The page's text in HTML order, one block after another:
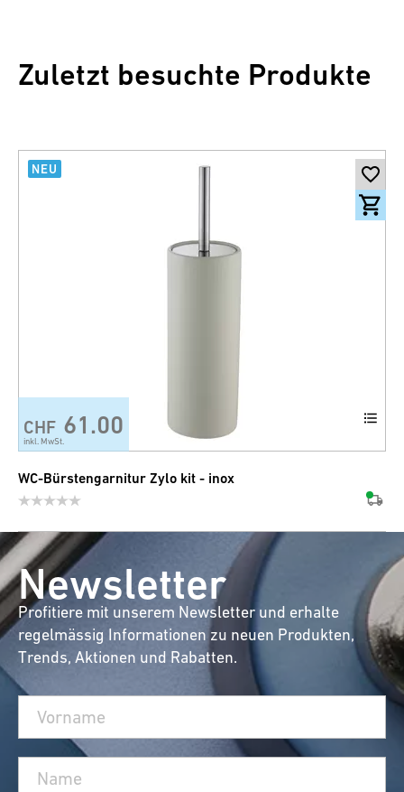
Zuletzt besuchte Produkte
NEU
CHF 61.00
inkl. MwSt.
WC-Bürstengarnitur Zylo kit - inox
Newsletter
Profitiere mit unserem Newsletter und erhalte
regelmässig Informationen zu neuen Produkten,
Trends, Aktionen und Rabatten.